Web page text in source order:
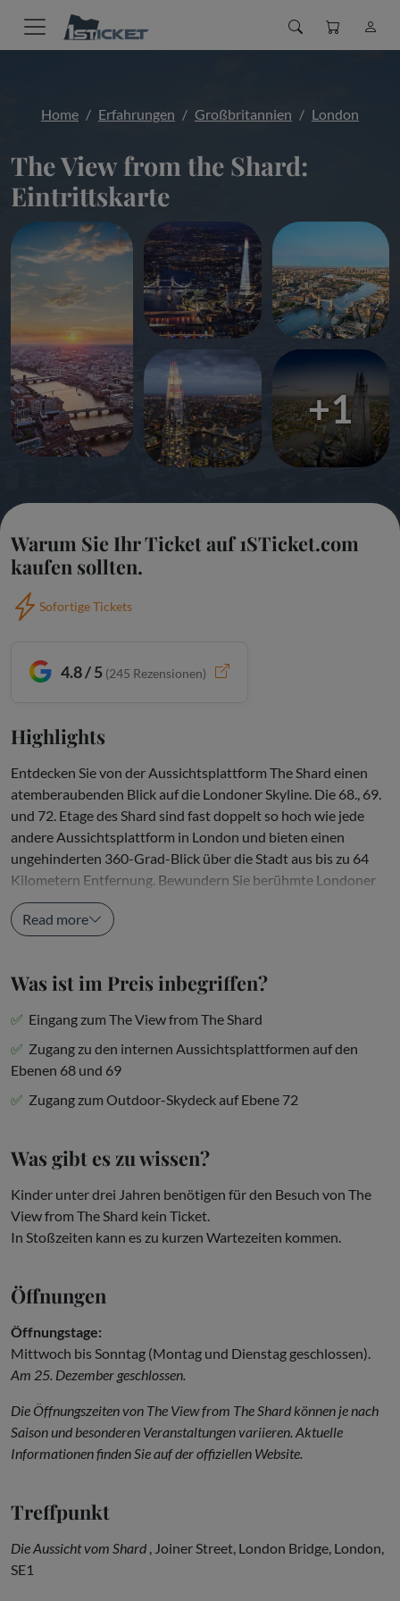
Home Erfahrungen Großbritannien London
The View from the Shard:
Eintrittskarte
+1
Warum Sie Ihr Ticket auf 1STicket.com
kaufen sollten.
Sofortige Tickets
4.8 / 5 (245 Rezensionen)
Highlights
Entdecken Sie von der Aussichtsplattform The Shard einen
atemberaubenden Blick auf die Londoner Skyline. Die 68., 69.
und 72. Etage des Shard sind fast doppelt so hoch wie jede
andere Aussichtsplattform in London und bieten einen
ungehinderten 360-Grad-Blick über die Stadt aus bis zu 64
Kilometern Entfernung. Bewundern Sie berühmte Londoner
Wahrzeichen...
Read more
Was ist im Preis inbegriffen?
Eingang zum The View from The Shard
Zugang zu den internen Aussichtsplattformen auf den
Ebenen 68 und 69
Zugang zum Outdoor-Skydeck auf Ebene 72
Was gibt es zu wissen?
Kinder unter drei Jahren benötigen für den Besuch von The
View from The Shard kein Ticket.
In Stoßzeiten kann es zu kurzen Wartezeiten kommen.
Öffnungen
Öffnungstage:
Mittwoch bis Sonntag (Montag und Dienstag geschlossen).
Am 25. Dezember geschlossen.
Die Öffnungszeiten von The View from The Shard können je nach
Saison und besonderen Veranstaltungen variieren. Aktuelle
Informationen finden Sie auf der offiziellen Website.
Treffpunkt
Die Aussicht vom Shard , Joiner Street, London Bridge, London,
SE1